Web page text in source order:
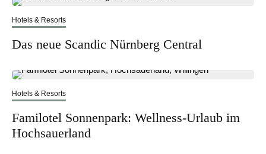
Hotels & Resorts
Das neue Scandic Nürnberg Central
Hotels & Resorts
Familotel Sonnenpark: Wellness-Urlaub im
Hochsauerland